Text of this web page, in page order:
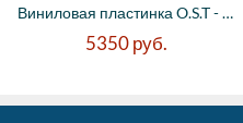
Виниловая пластинка O.S.T - Great Movie S...
5350 руб.